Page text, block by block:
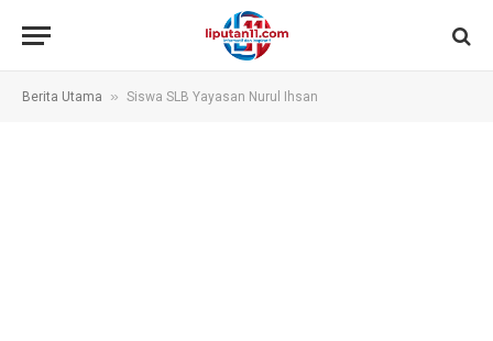
Berita Utama » Siswa SLB Yayasan Nurul Ihsan